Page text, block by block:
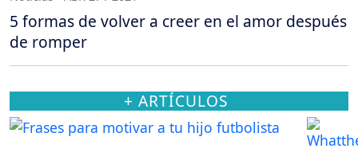
5 formas de volver a creer en el amor después
de romper
+ ARTÍCULOS